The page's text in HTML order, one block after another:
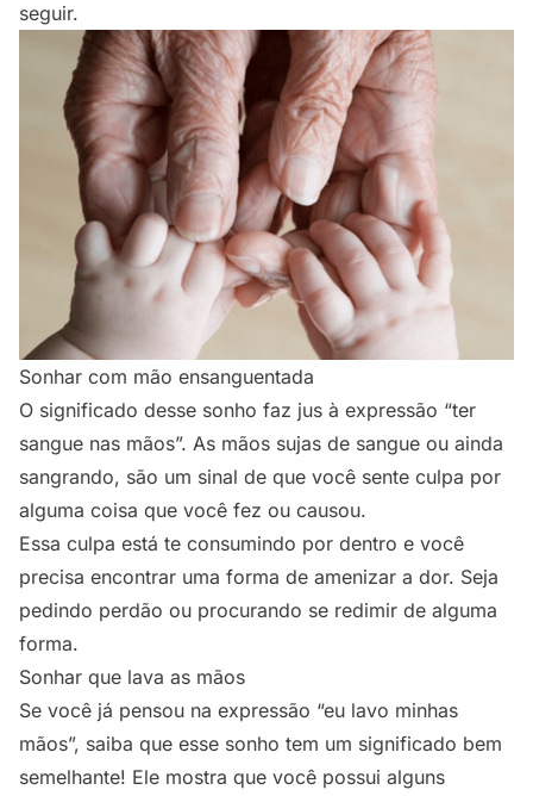
seguir.
Sonhar com mão ensanguentada
O significado desse sonho faz jus à expressão “ter
sangue nas mãos”. As mãos sujas de sangue ou ainda
sangrando, são um sinal de que você sente culpa por
alguma coisa que você fez ou causou.
Essa culpa está te consumindo por dentro e você
precisa encontrar uma forma de amenizar a dor. Seja
pedindo perdão ou procurando se redimir de alguma
forma.
Sonhar que lava as mãos
Se você já pensou na expressão “eu lavo minhas
mãos”, saiba que esse sonho tem um significado bem
semelhante! Ele mostra que você possui alguns